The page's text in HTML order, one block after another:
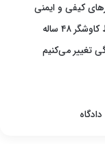
تغییر می‌کنیم